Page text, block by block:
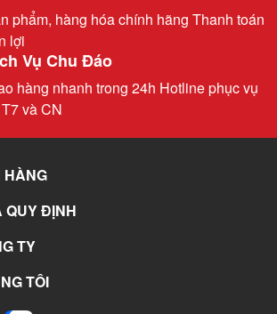
phẩm, hàng hóa chính hãng Thanh toán
lợi
Vụ Chu Đáo
hàng nhanh trong 24h Hotline phục vụ
và CN
HÀNG
QUY ĐỊNH
TY
TÔI